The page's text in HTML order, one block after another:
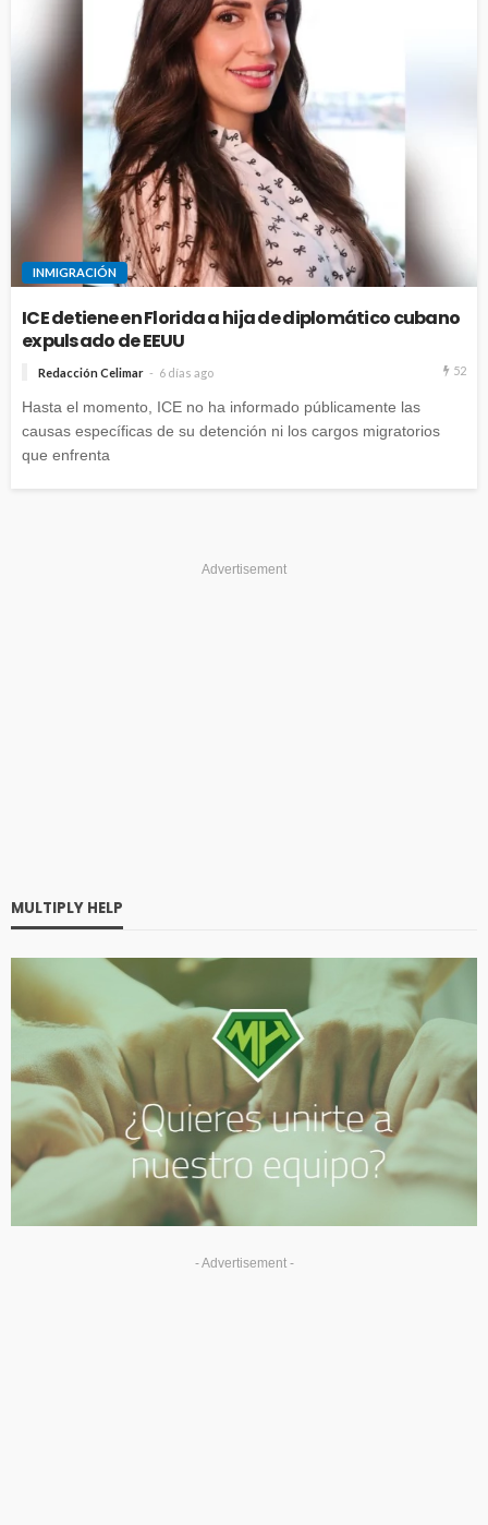
INMIGRACIÓN
ICE detiene en Florida a hija de diplomático cubano
expulsado de EEUU
Redacción Celimar 6 días ago 52
Hasta el momento, ICE no ha informado públicamente las
causas específicas de su detención ni los cargos migratorios
que enfrenta
Advertisement
MULTIPLY HELP
- Advertisement -